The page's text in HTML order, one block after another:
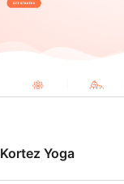
Kortez Yoga